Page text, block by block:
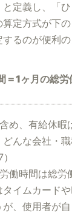
定義し、「
定方式が下
るのが便利の
＝1ヶ月の総
め、有給休暇
んな会社・
働時間は総労
イムカード
、使用者が